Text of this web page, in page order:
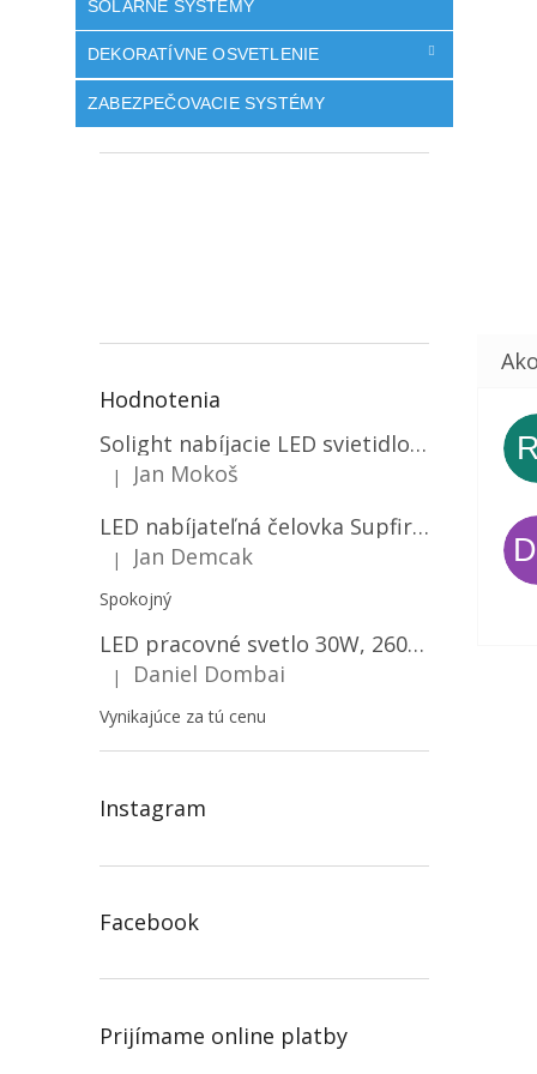
SOLÁRNE SYSTÉMY
DEKORATÍVNE OSVETLENIE
ZABEZPEČOVACIE SYSTÉMY
Hodnotenia
Solight nabíjacie LED svietidlo, 600lm, 2200mAh Li-Ion, USB nabíjanie [WN22]
Hodnotenie produktu je 5 z 5 hviezdičiek.
|
Jan Mokoš
LED nabíjateľná čelovka Supfire HL06, 3 módy + SOS + senzor, nabíjanie cez Micro-USB, 5W, 500lm, 300m
Hodnotenie produktu je 5 z 5 hviezdičiek.
| Jan Demcak
Spokojný
LED pracovné svetlo 30W, 2600LM, 12V/24V, IP67/2-PACK! [LB0087]
Hodnotenie produktu je 5 z 5 hviezdičiek.
| Daniel Dombai
Vynikajúce za tú cenu
Instagram
Facebook
Prijímame online platby